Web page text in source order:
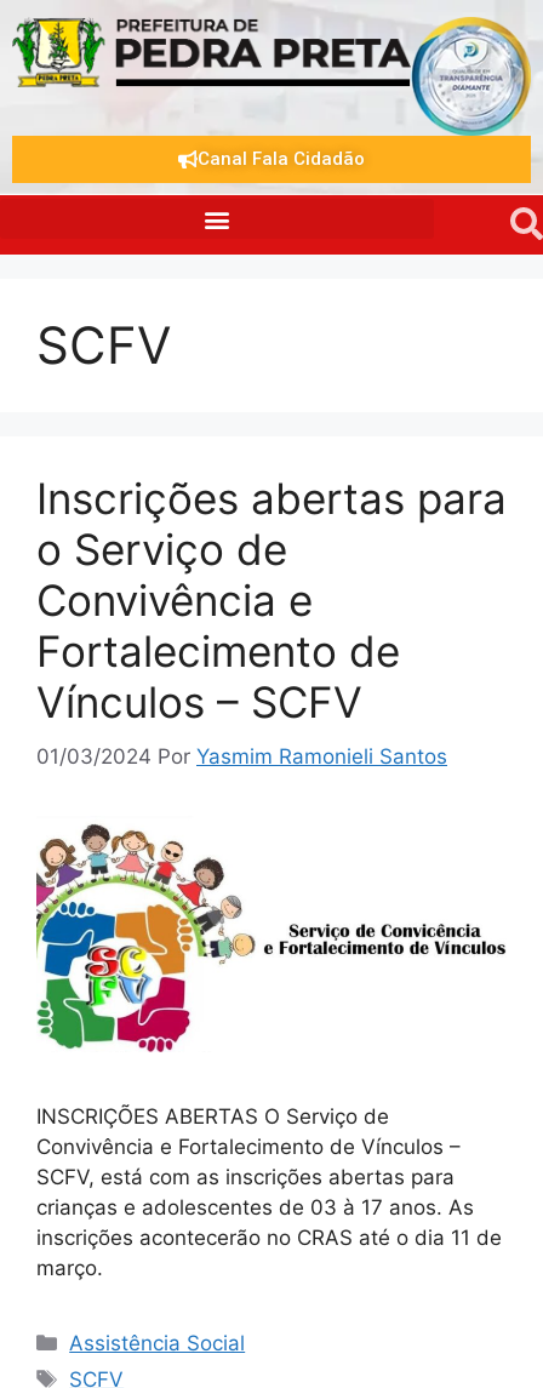
Canal Fala Cidadão
SCFV
Inscrições abertas para
o Serviço de
Convivência e
Fortalecimento de
Vínculos – SCFV
01/03/2024 Por Yasmim Ramonieli Santos
INSCRIÇÕES ABERTAS O Serviço de
Convivência e Fortalecimento de Vínculos –
SCFV, está com as inscrições abertas para
crianças e adolescentes de 03 à 17 anos. As
inscrições acontecerão no CRAS até o dia 11 de
março.
Assistência Social
SCFV